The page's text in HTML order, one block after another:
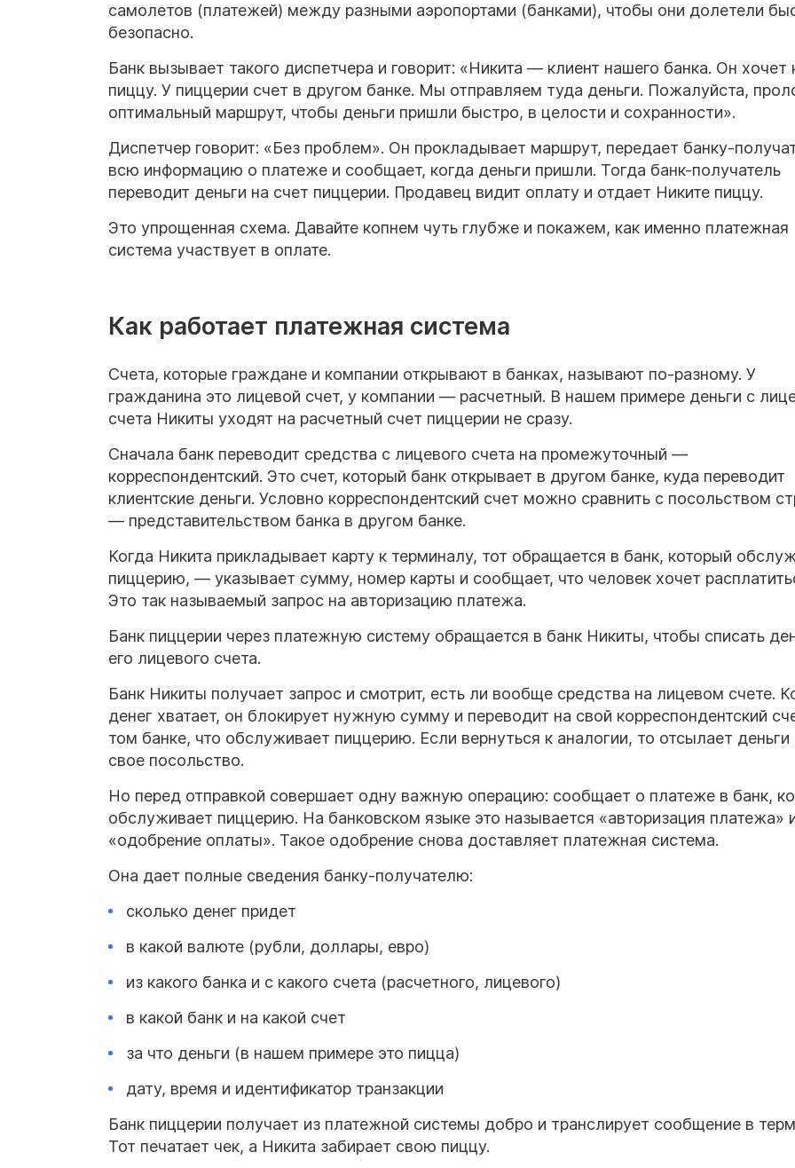
самолетов (платежей) между разными аэропортами (банками), чтобы они долетели
безопасно.
Банк вызывает такого диспетчера и говорит: «Никита — клиент нашего банка. Он хочет
пиццу. У пиццерии счет в другом банке. Мы отправляем туда деньги. Пожалуйста,
оптимальный маршрут, чтобы деньги пришли быстро, в целости и сохранности».
Диспетчер говорит: «Без проблем». Он прокладывает маршрут, передает банку-
всю информацию о платеже и сообщает, когда деньги пришли. Тогда банк-получатель
переводит деньги на счет пиццерии. Продавец видит оплату и отдает Никите пиццу.
Это упрощенная схема. Давайте копнем чуть глубже и покажем, как именно платежная
система участвует в оплате.
Как работает платежная система
Счета, которые граждане и компании открывают в банках, называют по-разному. У
гражданина это лицевой счет, у компании — расчетный. В нашем примере деньги с
счета Никиты уходят на расчетный счет пиццерии не сразу.
Сначала банк переводит средства с лицевого счета на промежуточный —
корреспондентский. Это счет, который банк открывает в другом банке, куда переводит
клиентские деньги. Условно корреспондентский счет можно сравнить с посольством
— представительством банка в другом банке.
Когда Никита прикладывает карту к терминалу, тот обращается в банк, который
пиццерию, — указывает сумму, номер карты и сообщает, что человек хочет
Это так называемый запрос на авторизацию платежа.
Банк пиццерии через платежную систему обращается в банк Никиты, чтобы списать
его лицевого счета.
Банк Никиты получает запрос и смотрит, есть ли вообще средства на лицевом счете.
денег хватает, он блокирует нужную сумму и переводит на свой корреспондентский
том банке, что обслуживает пиццерию. Если вернуться к аналогии, то отсылает деньги
свое посольство.
Но перед отправкой совершает одну важную операцию: сообщает о платеже в банк,
обслуживает пиццерию. На банковском языке это называется «авторизация платежа»
«одобрение оплаты». Такое одобрение снова доставляет платежная система.
Она дает полные сведения банку-получателю:
сколько денег придет
в какой валюте (рубли, доллары, евро)
из какого банка и с какого счета (расчетного, лицевого)
в какой банк и на какой счет
за что деньги (в нашем примере это пицца)
дату, время и идентификатор транзакции
Банк пиццерии получает из платежной системы добро и транслирует сообщение в
Тот печатает чек, а Никита забирает свою пиццу.